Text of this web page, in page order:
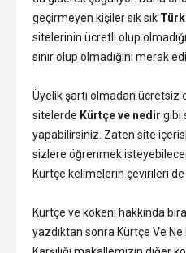
geçirmeyen kişiler sık sık
sitelerinin ücretli olup
sınır olup olmadığını merak
Üyelik şartı olmadan ücretsiz
sitelerde Kürtçe ve nedir gibi
yapabilirsiniz. Zaten site
sizlere öğrenmek
Kürtçe kelimelerin çevirileri
Kürtçe ve kökeni hakkında
yazdıktan sonra Kürtçe Ve